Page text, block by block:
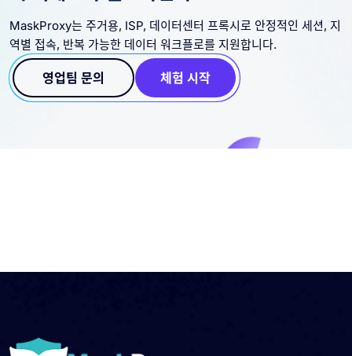
MaskProxy는 주거용, ISP, 데이터센터 프록시로 안정적인 세션, 지
역별 접속, 반복 가능한 데이터 워크플로를 지원합니다.
영업팀 문의 체험 시작